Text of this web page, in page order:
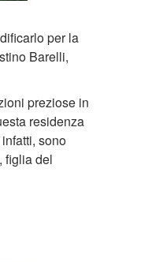
per la
Barelli,
preziose in
residenza
sono
figlia del